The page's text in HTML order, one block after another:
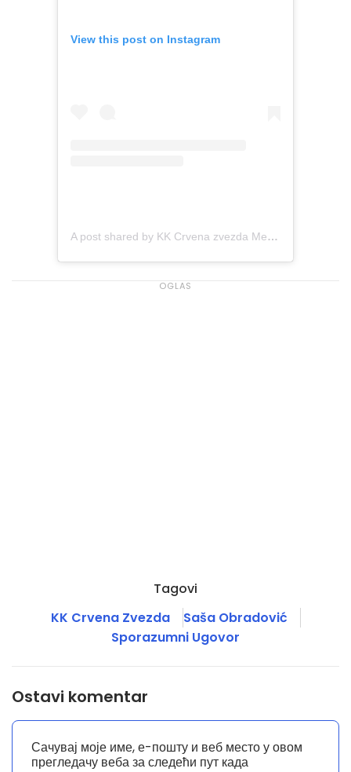
View this post on Instagram
A post shared by KK Crvena zvezda Meridianbet (@crvenazvezdakk)
Tagovi
KK Crvena Zvezda
Saša Obradović
Sporazumni Ugovor
Ostavi komentar
Сачувај моје име, е-пошту и веб место у овом
прегледачу веба за следећи пут када